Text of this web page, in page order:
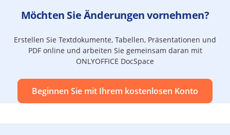
Möchten Sie Änderungen vornehmen?
Erstellen Sie Textdokumente, Tabellen, Präsentationen und
PDF online und arbeiten Sie gemeinsam daran mit
ONLYOFFICE DocSpace
Beginnen Sie mit Ihrem kostenlosen Konto